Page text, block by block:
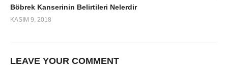
Böbrek Kanserinin Belirtileri Nelerdir
KASIM 9, 2018
LEAVE YOUR COMMENT